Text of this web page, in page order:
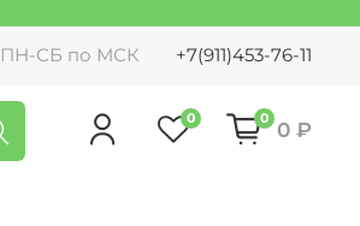
ПН-СБ по МСК +7(911)453-76-11
0 0 0 ₽